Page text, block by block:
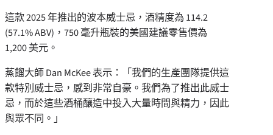
這款 2025 年推出的波本威士忌，酒精度為 114.2
(57.1% ABV)，750 毫升瓶裝的美國建議零售價為
1,200 美元。
蒸餾大師Dan McKee表示：「我們的生產團隊提供這
款特別威士忌，感到非常自豪。我們為了推出此威士
忌，而於這些酒桶釀造中投入大量時間與精力，因此
與眾不同。」